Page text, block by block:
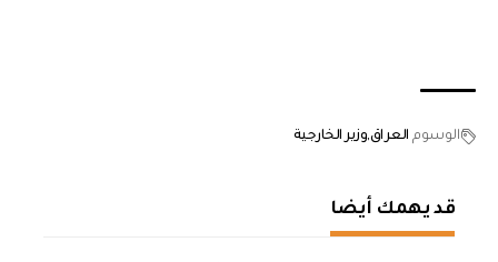
الوسوم العراقوزير الخارجية
قد يهمك أيضا